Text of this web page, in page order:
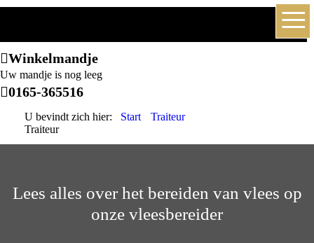
Winkelmandje
Uw mandje is nog leeg
0165-365516
U bevindt zich hier: Start
Traiteur
Traiteur
Lees alles over het bereiden van vlees op
onze vleesbereider
≡